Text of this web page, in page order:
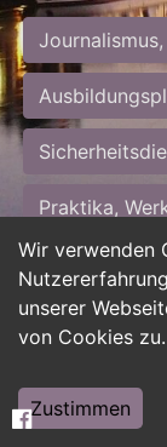
Wir verwenden
unserer
von Cookies zu.
Zustimmen
Praktika,
Hilfskräfte,